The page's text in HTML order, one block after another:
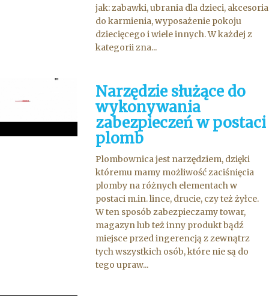
jak: zabawki, ubrania dla dzieci, akcesoria
do karmienia, wyposażenie pokoju
dziecięcego i wiele innych. W każdej z
kategorii zna...
Narzędzie służące do
wykonywania
zabezpieczeń w postaci
plomb
Plombownica jest narzędziem, dzięki
któremu mamy możliwość zaciśnięcia
plomby na różnych elementach w
postaci m.in. lince, drucie, czy też żyłce.
W ten sposób zabezpieczamy towar,
magazyn lub też inny produkt bądź
miejsce przed ingerencją z zewnątrz
tych wszystkich osób, które nie są do
tego upraw...